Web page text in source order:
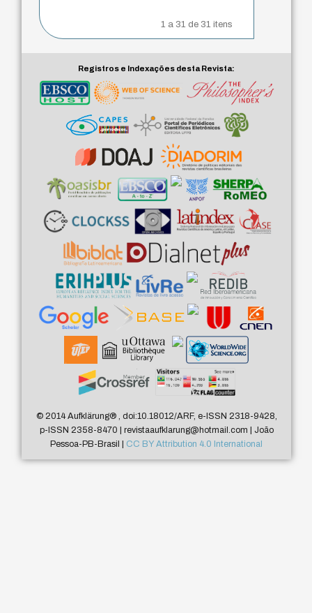
1 a 31 de 31 itens
Registros e Indexações desta Revista:
© 2014 Aufklärung®, doi:10.18012/ARF, e-ISSN 2318-9428,
p-ISSN 2358-8470 | revistaaufklarung@hotmail.com | João
Pessoa-PB-Brasil | CC BY Attribution 4.0 International